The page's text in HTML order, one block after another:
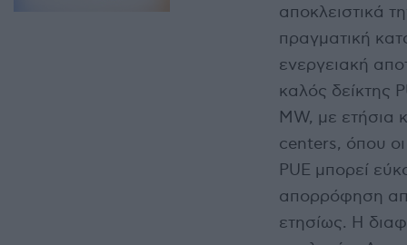
αποκλειστικά
πραγματική
ενεργειακή
καλός δείκτης
MW, με
centers, όπου
PUE μπορεί
απορρόφηση
ετησίως. Η